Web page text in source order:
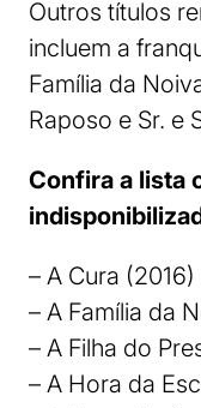
Outros títulos
incluem a
Família da
Raposo e Sr. e
Confira a lista
– A Cura (2016)
– A Família da
– A Filha do
– A Hora da